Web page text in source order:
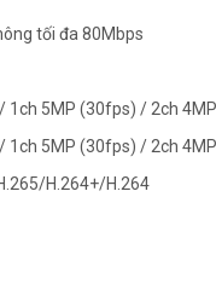
tối đa 80Mbps
1ch 5MP (30fps) / 2ch
1ch 5MP (30fps) / 2ch
H.264+/H.264